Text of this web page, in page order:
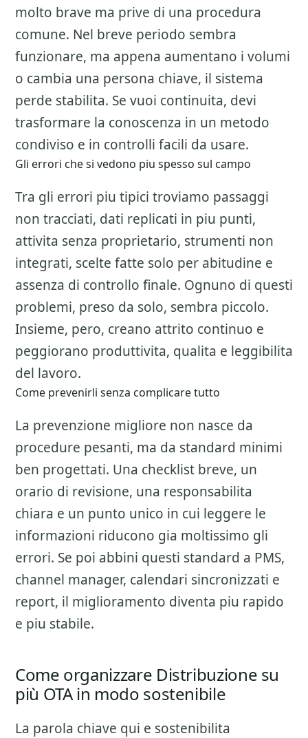
molto brave ma prive di una procedura
comune. Nel breve periodo sembra
funzionare, ma appena aumentano i volumi
o cambia una persona chiave, il sistema
perde stabilita. Se vuoi continuita, devi
trasformare la conoscenza in un metodo
condiviso e in controlli facili da usare.
Gli errori che si vedono piu spesso sul campo
Tra gli errori piu tipici troviamo passaggi
non tracciati, dati replicati in piu punti,
attivita senza proprietario, strumenti non
integrati, scelte fatte solo per abitudine e
assenza di controllo finale. Ognuno di questi
problemi, preso da solo, sembra piccolo.
Insieme, pero, creano attrito continuo e
peggiorano produttivita, qualita e leggibilita
del lavoro.
Come prevenirli senza complicare tutto
La prevenzione migliore non nasce da
procedure pesanti, ma da standard minimi
ben progettati. Una checklist breve, un
orario di revisione, una responsabilita
chiara e un punto unico in cui leggere le
informazioni riducono gia moltissimo gli
errori. Se poi abbini questi standard a PMS,
channel manager, calendari sincronizzati e
report, il miglioramento diventa piu rapido
e piu stabile.
Come organizzare Distribuzione su
più OTA in modo sostenibile
La parola chiave qui e sostenibilita